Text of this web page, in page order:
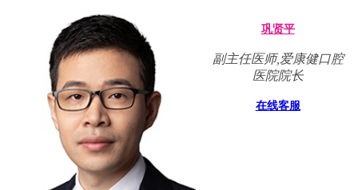
巩贤平
副主任医师,爱康健口腔
医院院长
在线客服